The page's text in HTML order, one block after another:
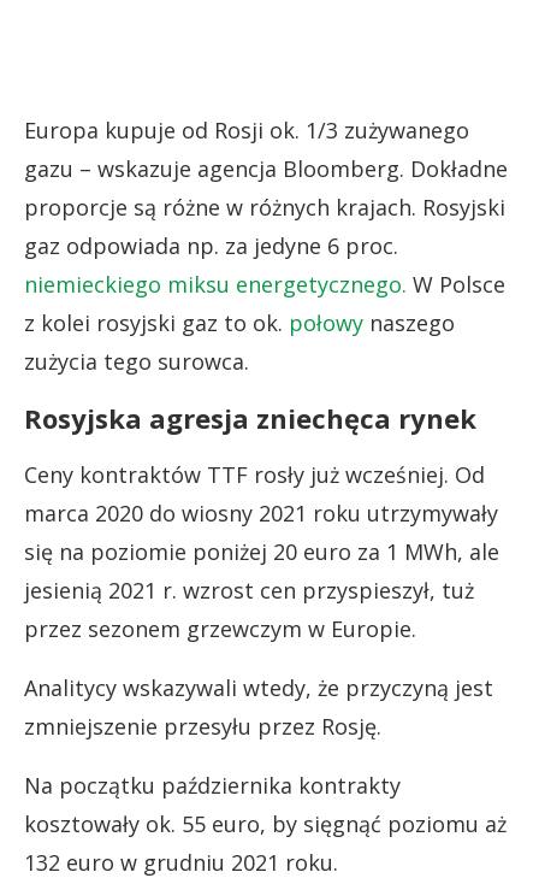
Europa kupuje od Rosji ok. 1/3 zużywanego
gazu – wskazuje agencja Bloomberg. Dokładne
proporcje są różne w różnych krajach. Rosyjski
gaz odpowiada np. za jedyne 6 proc.
niemieckiego miksu energetycznego. W Polsce
z kolei rosyjski gaz to ok. połowy naszego
zużycia tego surowca.
Rosyjska agresja zniechęca rynek
Ceny kontraktów TTF rosły już wcześniej. Od
marca 2020 do wiosny 2021 roku utrzymywały
się na poziomie poniżej 20 euro za 1 MWh, ale
jesienią 2021 r. wzrost cen przyspieszył, tuż
przez sezonem grzewczym w Europie.
Analitycy wskazywali wtedy, że przyczyną jest
zmniejszenie przesyłu przez Rosję.
Na początku października kontrakty
kosztowały ok. 55 euro, by sięgnąć poziomu aż
132 euro w grudniu 2021 roku.